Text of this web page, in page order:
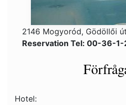
2146 Mogyoród, Gödöllői
Reservation Tel: 00-36-
Hotel: